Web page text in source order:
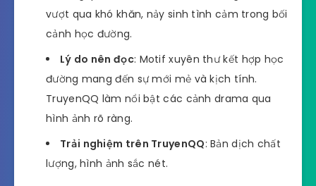
vượt qua khó khăn, nảy sinh tình cảm trong bối
cảnh học đường.
Lý do nên đọc: Motif xuyên thư kết hợp học
đường mang đến sự mới mẻ và kịch tính.
TruyenQQ làm nổi bật các cảnh drama qua
hình ảnh rõ ràng.
Trải nghiệm trên TruyenQQ: Bản dịch chất
lượng, hình ảnh sắc nét.